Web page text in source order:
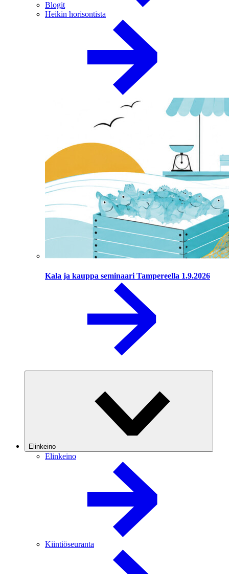
Blogit
Heikin horisontista
Kala ja kauppa seminaari Tampereella 1.9.2026
Elinkeino
Elinkeino
Kiintiöseuranta